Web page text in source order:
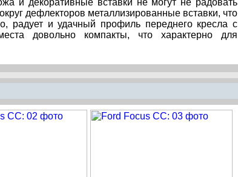
и декоративные вставки не могут не радовать
дефлекторов металлизированные вставки, что
радует и удачный профиль переднего кресла с
довольно компакты, что характерно для